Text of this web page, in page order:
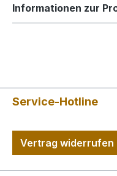
Informationen zur
Service-Hotline
Vertrag widerrufen